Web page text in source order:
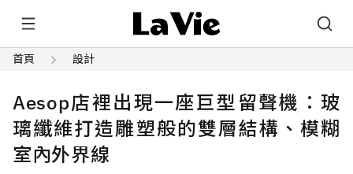
首頁 設計
Aesop店裡出現一座巨型留聲機：玻
璃纖維打造雕塑般的雙層結構、模糊
室內外界線